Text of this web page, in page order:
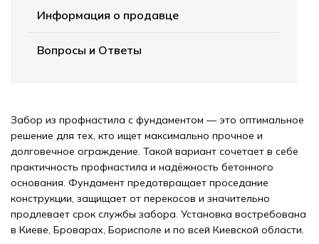
Информация о продавце
Вопросы и Ответы
Забор из профнастила с фундаментом — это оптимальное
решение для тех, кто ищет максимально прочное и
долговечное ограждение. Такой вариант сочетает в себе
практичность профнастила и надёжность бетонного
основания. Фундамент предотвращает проседание
конструкции, защищает от перекосов и значительно
продлевает срок службы забора. Установка востребована
в Киеве, Броварах, Борисполе и по всей Киевской области.